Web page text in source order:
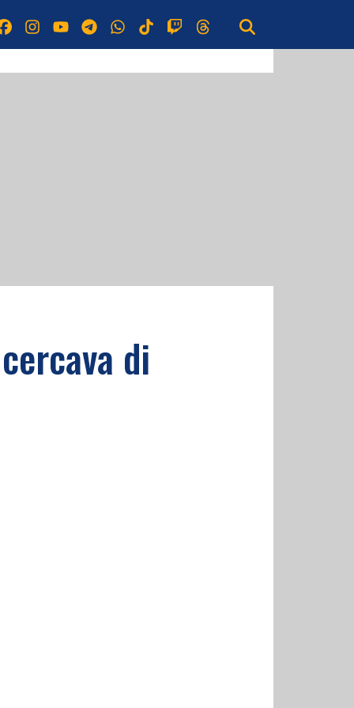
di